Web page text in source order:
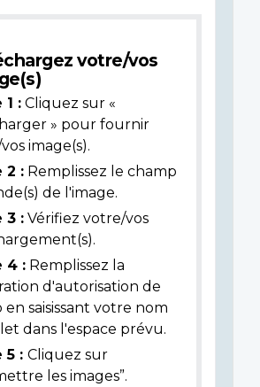
votre/vos
1 : Cliquez sur «
» pour fournir
image(s).
2 : Remplissez le champ
de l'image.
3 : Vérifiez votre/vos
4 : Remplissez la
d'autorisation de
saisissant votre nom
dans l'espace prévu.
5 : Cliquez sur
les images”.